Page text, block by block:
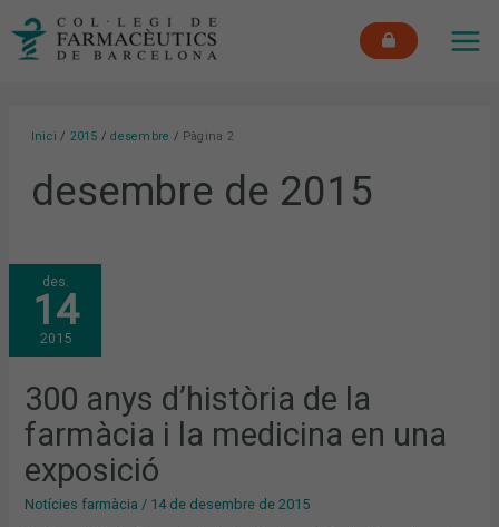
Inici 2015 desembre Pàgina 2
desembre de 2015
des.
14
2015
300 anys d’història de la
farmàcia i la medicina en una
exposició
Notícies farmàcia / 14 de desembre de 2015
300
ANYS
D’HISTÒRIA
DE
LA
FARMÀCIA
I
MEDICINA
EN
UNA
EXPOSICIÓ